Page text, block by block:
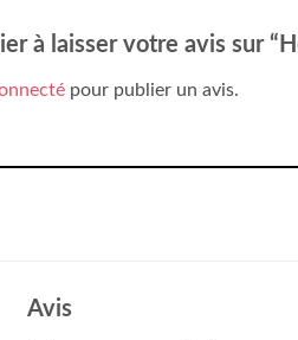
à laisser votre avis sur
pour publier un avis.
Avis